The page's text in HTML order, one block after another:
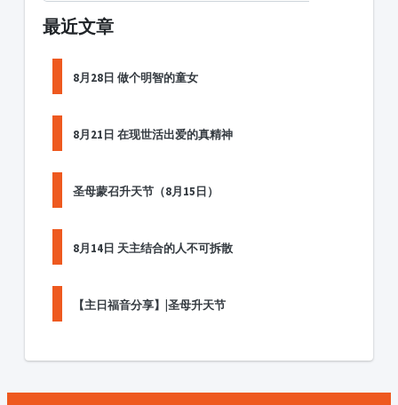
最近文章
8月28日 做个明智的童女
8月21日 在现世活出爱的真精神
圣母蒙召升天节（8月15日）
8月14日 天主结合的人不可拆散
【主日福音分享】|圣母升天节